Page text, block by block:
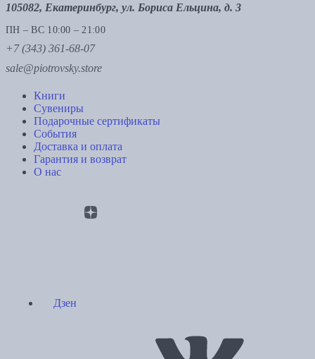
105082, Екатеринбург, ул. Бориса Ельцина, д. 3
ПН – ВС 10:00 – 21:00
+7 (343) 361-68-07
sale@piotrovsky.store
Книги
Сувениры
Подарочные сертификаты
События
Доставка и оплата
Гарантия и возврат
О нас
Дзен